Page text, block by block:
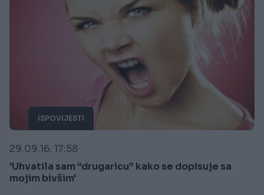
ISPOVIJESTI
29.09.16. 17:58
'Uhvatila sam “drugaricu” kako se dopisuje sa
mojim bivšim'